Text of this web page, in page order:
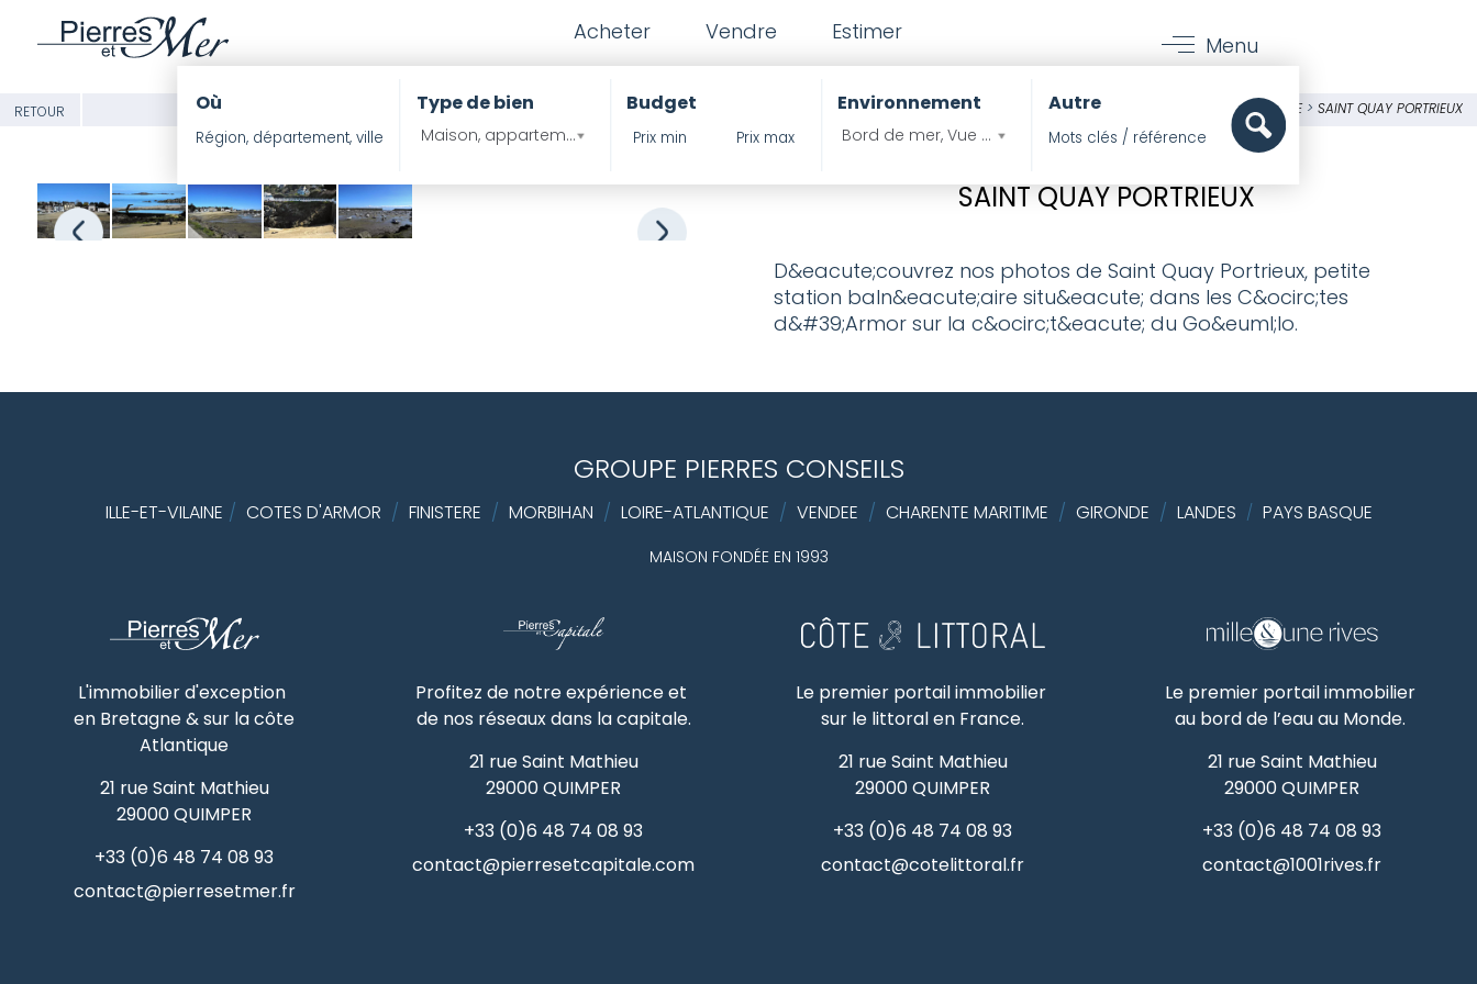
Acheter Vendre Estimer
Menu
Où Type de bien
Maison, appartement , Propritété ?
Budget Environnement
Bord de mer, Vue mer, Pieds dans l'eau
Autre
RETOUR PIERRES ET MER LA BRETAGNE> SAINT QUAY PORTRIEUX
SAINT QUAY PORTRIEUX
D&eacute;couvrez nos photos de Saint Quay Portrieux, petite
station baln&eacute;aire situ&eacute; dans les C&ocirc;tes
d&#39;Armor sur la c&ocirc;t&eacute; du Go&euml;lo.
GROUPE PIERRES CONSEILS
ILLE-ET-VILAINE / COTES D'ARMOR / FINISTERE / MORBIHAN / LOIRE-ATLANTIQUE / VENDEE / CHARENTE MARITIME / GIRONDE / LANDES / PAYS BASQUE
MAISON FONDÉE EN 1993
L'immobilier d'exception
en Bretagne & sur la côte
Atlantique
21 rue Saint Mathieu
29000QUIMPER
+33 (0)6 48 74 08 93
contact@pierresetmer.fr
Profitez de notre expérience et
de nos réseaux dans la capitale.
21 rue Saint Mathieu
29000QUIMPER
+33 (0)6 48 74 08 93
contact@pierresetcapitale.com
Le premier portail immobilier
sur le littoral en France.
21 rue Saint Mathieu
29000QUIMPER
+33 (0)6 48 74 08 93
contact@cotelittoral.fr
Le premier portail immobilier
au bord de l’eau au Monde.
21 rue Saint Mathieu
29000QUIMPER
+33 (0)6 48 74 08 93
contact@1001rives.fr